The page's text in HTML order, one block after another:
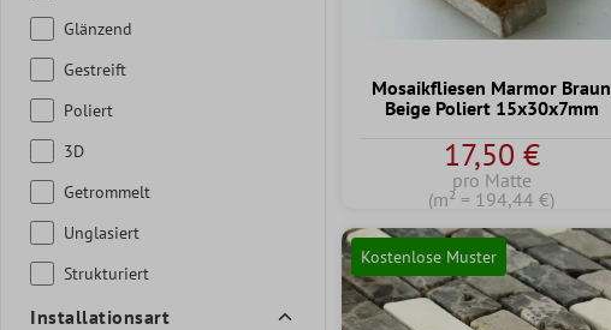
Glänzend
Gestreift
Poliert
3D
Getrommelt
Unglasiert
Strukturiert
Installationsart
Mosaikfliesen Marmor Braun
Beige Poliert 15x30x7mm
17,50 €
pro Matte
(m² = 194,44 €)
Kostenlose Muster